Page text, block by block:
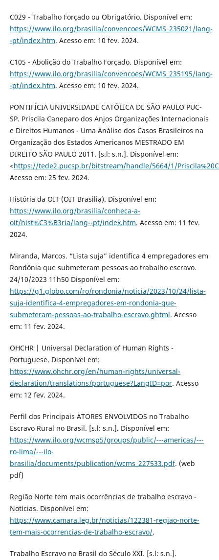
C029 - Trabalho Forçado ou Obrigatório. Disponível em:
https://www.ilo.org/brasilia/convencoes/WCMS_235021/lang-
-pt/index.htm. Acesso em: 10 fev. 2024.
C105 - Abolição do Trabalho Forçado. Disponível em:
https://www.ilo.org/brasilia/convencoes/WCMS_235195/lang-
-pt/index.htm. Acesso em: 10 fev. 2024.
PONTIFÍCIA UNIVERSIDADE CATÓLICA DE SÃO PAULO PUC-
SP. Priscila Caneparo dos Anjos Organizações Internacionais
e Direitos Humanos - Uma Análise dos Casos Brasileiros na
Organização dos Estados Americanos MESTRADO EM
DIREITO SÃO PAULO 2011. [s.l: s.n.]. Disponível em:
<https://tede2.pucsp.br/bitstream/handle/5664/1/
Acesso em: 25 fev. 2024.
História da OIT (OIT Brasilia). Disponível em:
https://www.ilo.org/brasilia/conheca-a-
oit/hist%C3%B3ria/lang--pt/index.htm. Acesso em: 11 fev.
2024.
Miranda, Marcos. “Lista suja” identifica 4 empregadores em
Rondônia que submeteram pessoas ao trabalho escravo.
24/10/2023 11h50 Disponível em:
https://g1.globo.com/ro/rondonia/noticia/2023/10/24/lista-
suja-identifica-4-empregadores-em-rondonia-que-
submeteram-pessoas-ao-trabalho-escravo.ghtml. Acesso
em: 11 fev. 2024.
OHCHR | Universal Declaration of Human Rights -
Portuguese. Disponível em:
https://www.ohchr.org/en/human-rights/universal-
declaration/translations/portuguese?LangID=por. Acesso
em: 12 fev. 2024.
Perfil dos Principais ATORES ENVOLVIDOS no Trabalho
Escravo Rural no Brasil. [s.l: s.n.]. Disponível em:
https://www.ilo.org/wcmsp5/groups/public/---americas/---
ro-lima/---ilo-
brasilia/documents/publication/wcms_227533.pdf. (web
pdf)
Região Norte tem mais ocorrências de trabalho escravo -
Notícias. Disponível em:
https://www.camara.leg.br/noticias/122381-regiao-norte-
tem-mais-ocorrencias-de-trabalho-escravo/.
Trabalho Escravo no Brasil do Século XXI. [s.l: s.n.].